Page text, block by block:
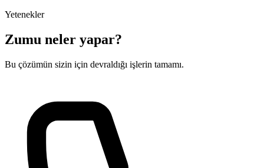
Yetenekler
Zumu neler yapar?
Bu çözümün sizin için devraldığı işlerin tamamı.